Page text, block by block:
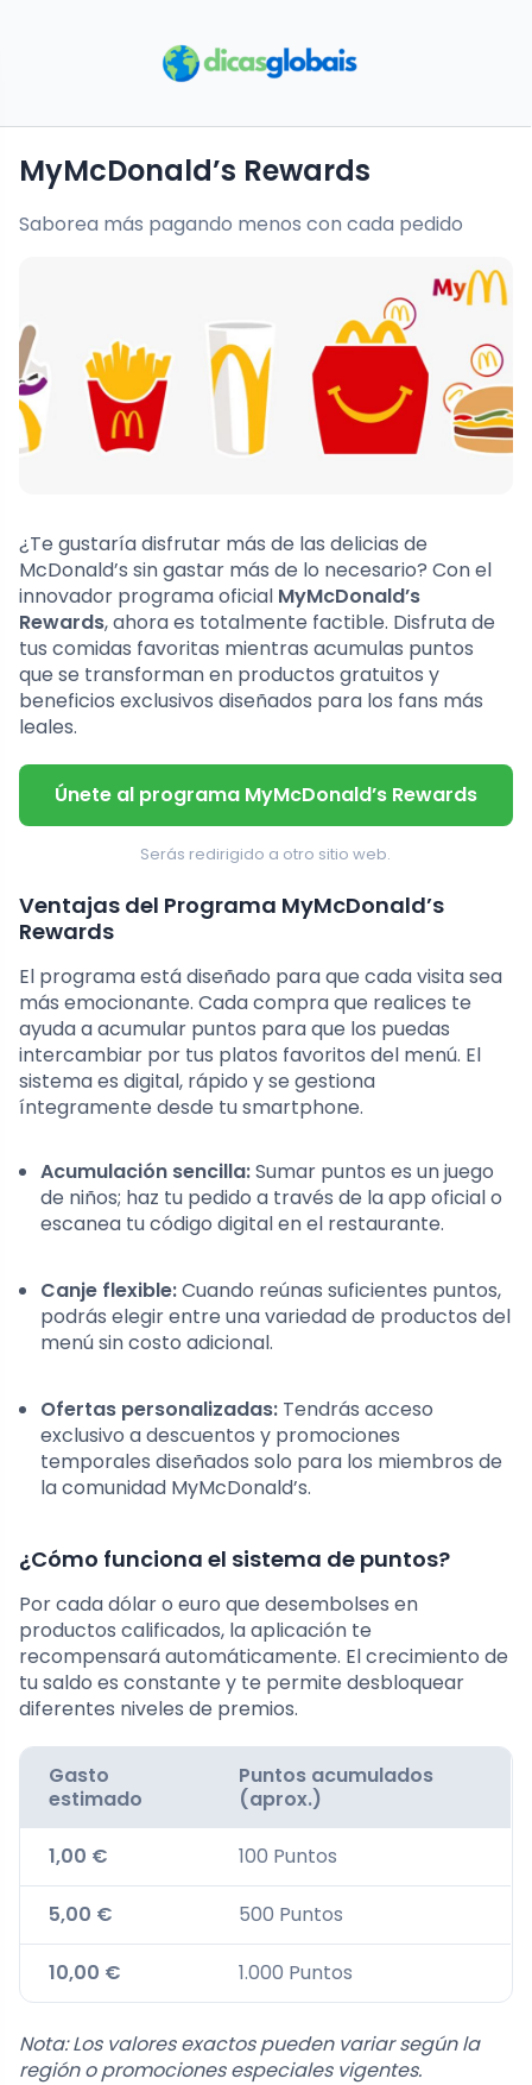
MyMcDonald’s Rewards
Saborea más pagando menos con cada pedido
¿Te gustaría disfrutar más de las delicias de
McDonald’s sin gastar más de lo necesario? Con el
innovador programa oficial MyMcDonald’s
Rewards, ahora es totalmente factible. Disfruta de
tus comidas favoritas mientras acumulas puntos
que se transforman en productos gratuitos y
beneficios exclusivos diseñados para los fans más
leales.
Únete al programa MyMcDonald’s Rewards
Serás redirigido a otro sitio web.
Ventajas del Programa MyMcDonald’s
Rewards
El programa está diseñado para que cada visita sea
más emocionante. Cada compra que realices te
ayuda a acumular puntos para que los puedas
intercambiar por tus platos favoritos del menú. El
sistema es digital, rápido y se gestiona
íntegramente desde tu smartphone.
Acumulación sencilla:Sumar puntos es un juego
de niños; haz tu pedido a través de la app oficial o
escanea tu código digital en el restaurante.
Canje flexible:Cuando reúnas suficientes puntos,
podrás elegir entre una variedad de productos del
menú sin costo adicional.
Ofertas personalizadas: Tendrás acceso
exclusivo a descuentos y promociones
temporales diseñados solo para los miembros de
la comunidad MyMcDonald’s.
¿Cómo funciona el sistema de puntos?
Por cada dólar o euro que desembolses en
productos calificados, la aplicación te
recompensará automáticamente. El crecimiento de
tu saldo es constante y te permite desbloquear
diferentes niveles de premios.
Gasto
estimado
Puntos acumulados
(aprox.)
1,00 € 100 Puntos
5,00 € 500 Puntos
10,00 € 1.000 Puntos
Nota: Los valores exactos pueden variar según la
región o promociones especiales vigentes.